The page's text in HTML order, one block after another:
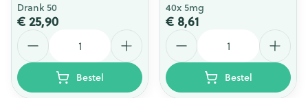
Drank 50
€ 25,90
Bestel
40x 5mg
€ 8,61
Bestel